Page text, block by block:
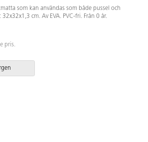
som kan användas som både pussel och
cm. Av EVA. PVC-fri. Från 0 år.
pris.